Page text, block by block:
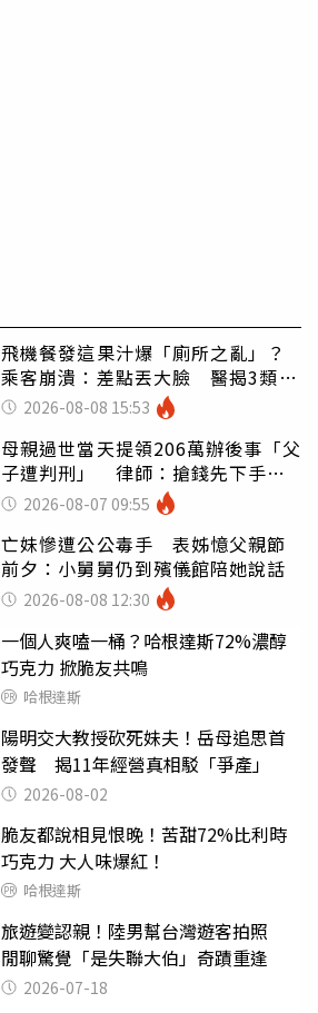
飛機餐發這果汁爆「廁所之亂」？
乘客崩潰：差點丟大臉 醫揭3類人
別亂喝
2026-08-08 15:53
母親過世當天提領206萬辦後事「父
子遭判刑」 律師：搶錢先下手是
罪 2026-08-07 09:55
亡妹慘遭公公毒手 表姊憶父親節
前夕：小舅舅仍到殯儀館陪她說話
2026-08-08 12:30
一個人爽嗑一桶？哈根達斯72%濃醇
巧克力 掀脆友共鳴
哈根達斯
陽明交大教授砍死妹夫！岳母追思首
發聲 揭11年經營真相駁「爭產」
2026-08-02
脆友都說相見恨晚！苦甜72%比利時
巧克力 大人味爆紅！
哈根達斯
旅遊變認親！陸男幫台灣遊客拍照
閒聊驚覺「是失聯大伯」奇蹟重逢
2026-07-18